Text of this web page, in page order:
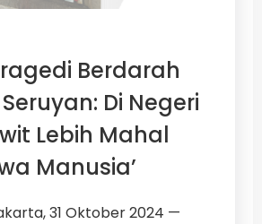
Berdarah
Di Negeri
Lebih Mahal
Manusia’
31 Oktober 2024 —